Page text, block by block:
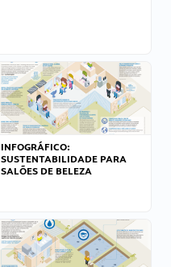
INFOGRÁFICO:
SUSTENTABILIDADE PARA
SALÕES DE BELEZA